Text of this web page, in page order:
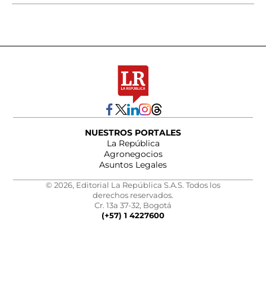
NUESTROS PORTALES
La República
Agronegocios
Asuntos Legales
© 2026, Editorial La República S.A.S. Todos los
derechos reservados.
Cr. 13a 37-32, Bogotá
(+57) 1 4227600